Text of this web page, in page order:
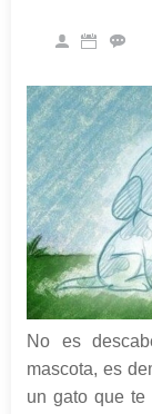
No es
mascota, es
un gato que te